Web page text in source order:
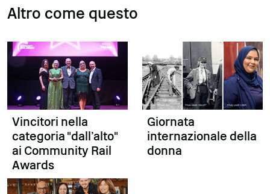
Altro come questo
Vincitori nella
categoria "dall'alto"
ai Community Rail
Awards
Giornata
internazionale della
donna